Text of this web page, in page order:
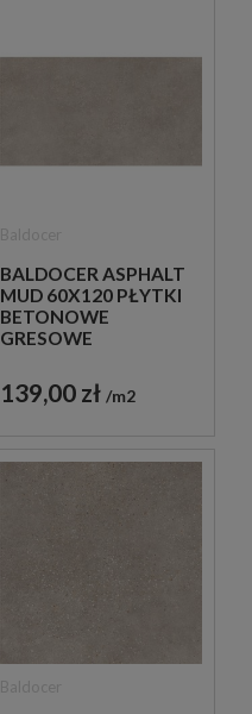
BALDOCER ASPHALT
MUD 60X120 PŁYTKI
BETONOWE
GRESOWE
139,00 zł m2